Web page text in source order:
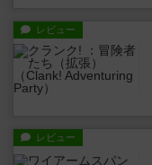
レビュー
レビュー